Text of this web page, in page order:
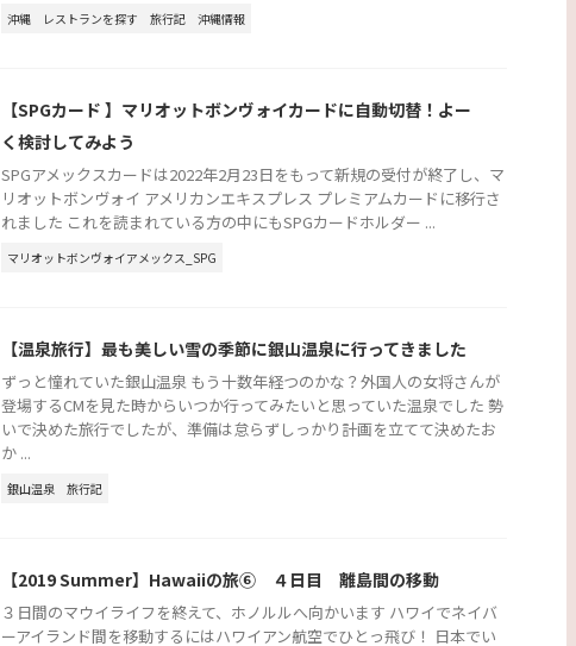
沖縄 レストランを探す 旅行記 沖縄情報
【SPGカード 】マリオットボンヴォイカードに自動切替！よー
く検討してみよう
SPGアメックスカードは2022年2月23日をもって新規の受付が終了し、マ
リオットボンヴォイ アメリカンエキスプレス プレミアムカードに移行さ
れました これを読まれている方の中にもSPGカードホルダー ...
マリオットボンヴォイアメックス_SPG
【温泉旅行】最も美しい雪の季節に銀山温泉に行ってきました
ずっと憧れていた銀山温泉 もう十数年経つのかな？外国人の女将さんが
登場するCMを見た時からいつか行ってみたいと思っていた温泉でした 勢
いで決めた旅行でしたが、準備は怠らずしっかり計画を立てて決めたお
か ...
銀山温泉 旅行記
【2019 Summer】Hawaiiの旅⑥ ４日目 離島間の移動
３日間のマウイライフを終えて、ホノルルへ向かいます ハワイでネイバ
ーアイランド間を移動するにはハワイアン航空でひとっ飛び！ 日本でい